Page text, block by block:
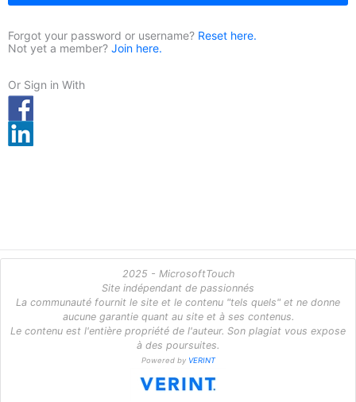
Forgot your password or username? Reset here.
Not yet a member? Join here.
Or Sign in With
2025 - MicrosoftTouch
Site indépendant de passionnés
La communauté fournit le site et le contenu "tels quels" et ne donne
aucune garantie quant au site et à ses contenus.
Le contenu est l'entière propriété de l'auteur. Son plagiat vous expose
à des poursuites.
Powered by VERINT